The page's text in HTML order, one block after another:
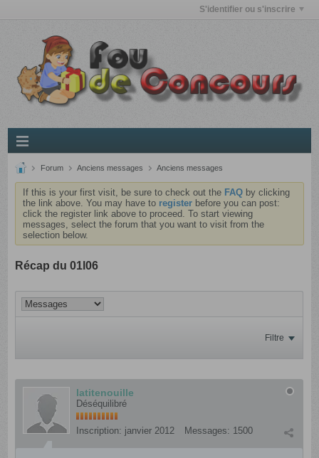
S'identifier ou s'inscrire
Forum Anciens messages Anciens messages
If this is your first visit, be sure to check out the FAQ by clicking
the link above. You may have to register before you can post:
click the register link above to proceed. To start viewing
messages, select the forum that you want to visit from the
selection below.
Récap du 01l06
Filtre
latitenouille
Déséquilibré
Inscription: janvier 2012 Messages: 1500